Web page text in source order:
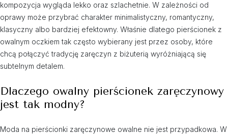
kompozycja wygląda lekko oraz szlachetnie. W zależności od
oprawy może przybrać charakter minimalistyczny, romantyczny,
klasyczny albo bardziej efektowny. Właśnie dlatego pierścionek z
owalnym oczkiem tak często wybierany jest przez osoby, które
chcą połączyć tradycję zaręczyn z biżuterią wyróżniającą się
subtelnym detalem.
Dlaczego owalny pierścionek zaręczynowy
jest tak modny?
Moda na pierścionki zaręczynowe owalne nie jest przypadkowa. W